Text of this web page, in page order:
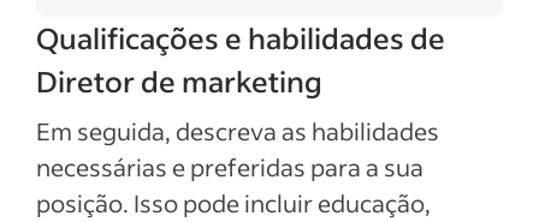
Qualificações e habilidades de
Diretor de marketing
Em seguida, descreva as habilidades
necessárias e preferidas para a sua
posição. Isso pode incluir educação,